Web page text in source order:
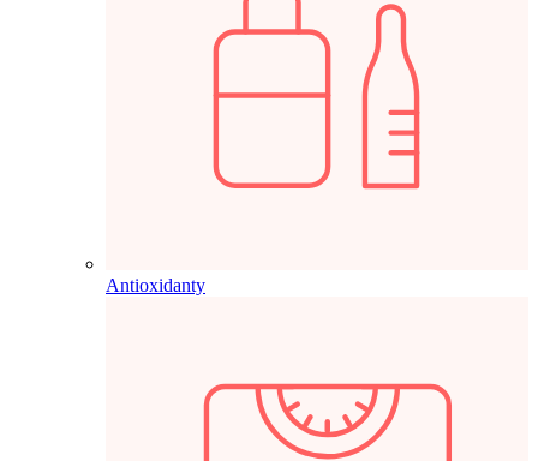
Antioxidanty